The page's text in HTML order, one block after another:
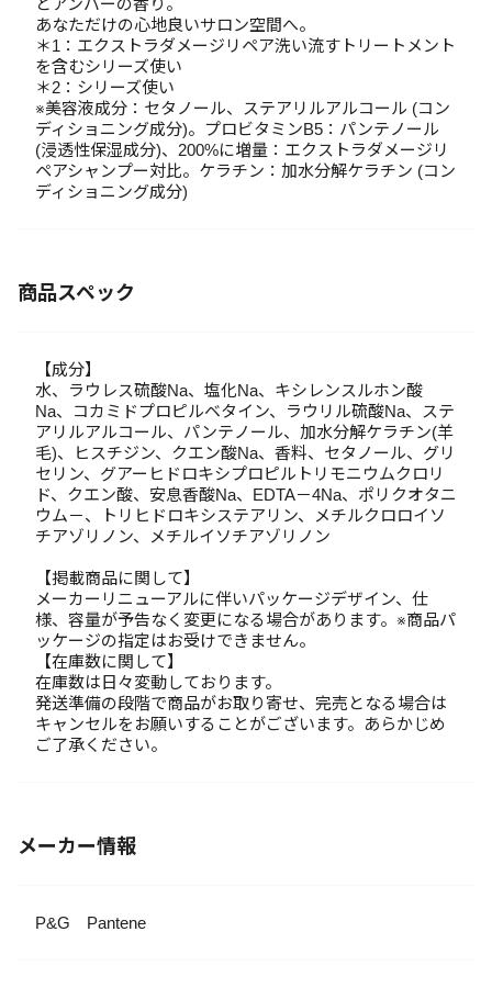
とアンバーの香り。
あなただけの心地良いサロン空間へ。
＊1：エクストラダメージリペア洗い流すトリートメント
を含むシリーズ使い
＊2：シリーズ使い
※美容液成分：セタノール、ステアリルアルコール (コン
ディショニング成分)。プロビタミンB5：パンテノール
(浸透性保湿成分)、200%に増量：エクストラダメージリ
ペアシャンプー対比。ケラチン：加水分解ケラチン (コン
ディショニング成分)
商品スペック
【成分】
水、ラウレス硫酸Na、塩化Na、キシレンスルホン酸
Na、コカミドプロピルベタイン、ラウリル硫酸Na、ステ
アリルアルコール、パンテノール、加水分解ケラチン(羊
毛)、ヒスチジン、クエン酸Na、香料、セタノール、グリ
セリン、グアーヒドロキシプロピルトリモニウムクロリ
ド、クエン酸、安息香酸Na、EDTA－4Na、ポリクオタニ
ウム－、トリヒドロキシステアリン、メチルクロロイソ
チアゾリノン、メチルイソチアゾリノン
【掲載商品に関して】
メーカーリニューアルに伴いパッケージデザイン、仕
様、容量が予告なく変更になる場合があります。※商品パ
ッケージの指定はお受けできません。
【在庫数に関して】
在庫数は日々変動しております。
発送準備の段階で商品がお取り寄せ、完売となる場合は
キャンセルをお願いすることがございます。あらかじめ
ご了承ください。
メーカー情報
P&G Pantene